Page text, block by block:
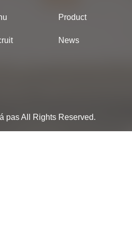
Product
News
pas All Rights Reserved.